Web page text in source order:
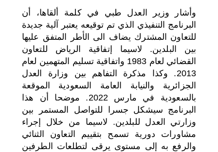
وأشار وزير العدل طبي في كلمة ألقاها، أن
البرنامج التنفيذي الذي تم توقيعه يعتبر آلية جديدة
للتعاون المشترك يضاف الى الأطر المتفق عليها
بين البلدين. لاسيما إتفاقية الرياض للتعاون
القضائي لعام 1983 واتفاقية تسليم المتهمين لعام
2013. وكذا مذكرة التفاهم بين وزارة العدل
الجزائرية والنيابة العامة السعودية الموقعة
بالسعودية في مارس 2022. موضحا أن هذا
البرنامج سيشكل جسرا للتواصل المستمر بين
وزارتي العدل للبلدين. لاسيما من خلال إجراء
مشاورات دورية تسمح بتقييم التعاون الثنائي
والرفع به إلى مستوى يرقى لتطلعات الطرفين